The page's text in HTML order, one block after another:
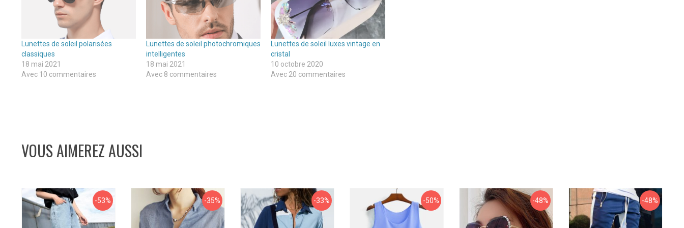
Lunettes de soleil polarisées
classiques
18 mai 2021
Avec 10 commentaires
Lunettes de soleil photochromiques
intelligentes
18 mai 2021
Avec 8 commentaires
Lunettes de soleil luxes vintage en
cristal
10 octobre 2020
Avec 20 commentaires
VOUS AIMEREZ AUSSI
-53% -35% -33% -50% -48% -48%